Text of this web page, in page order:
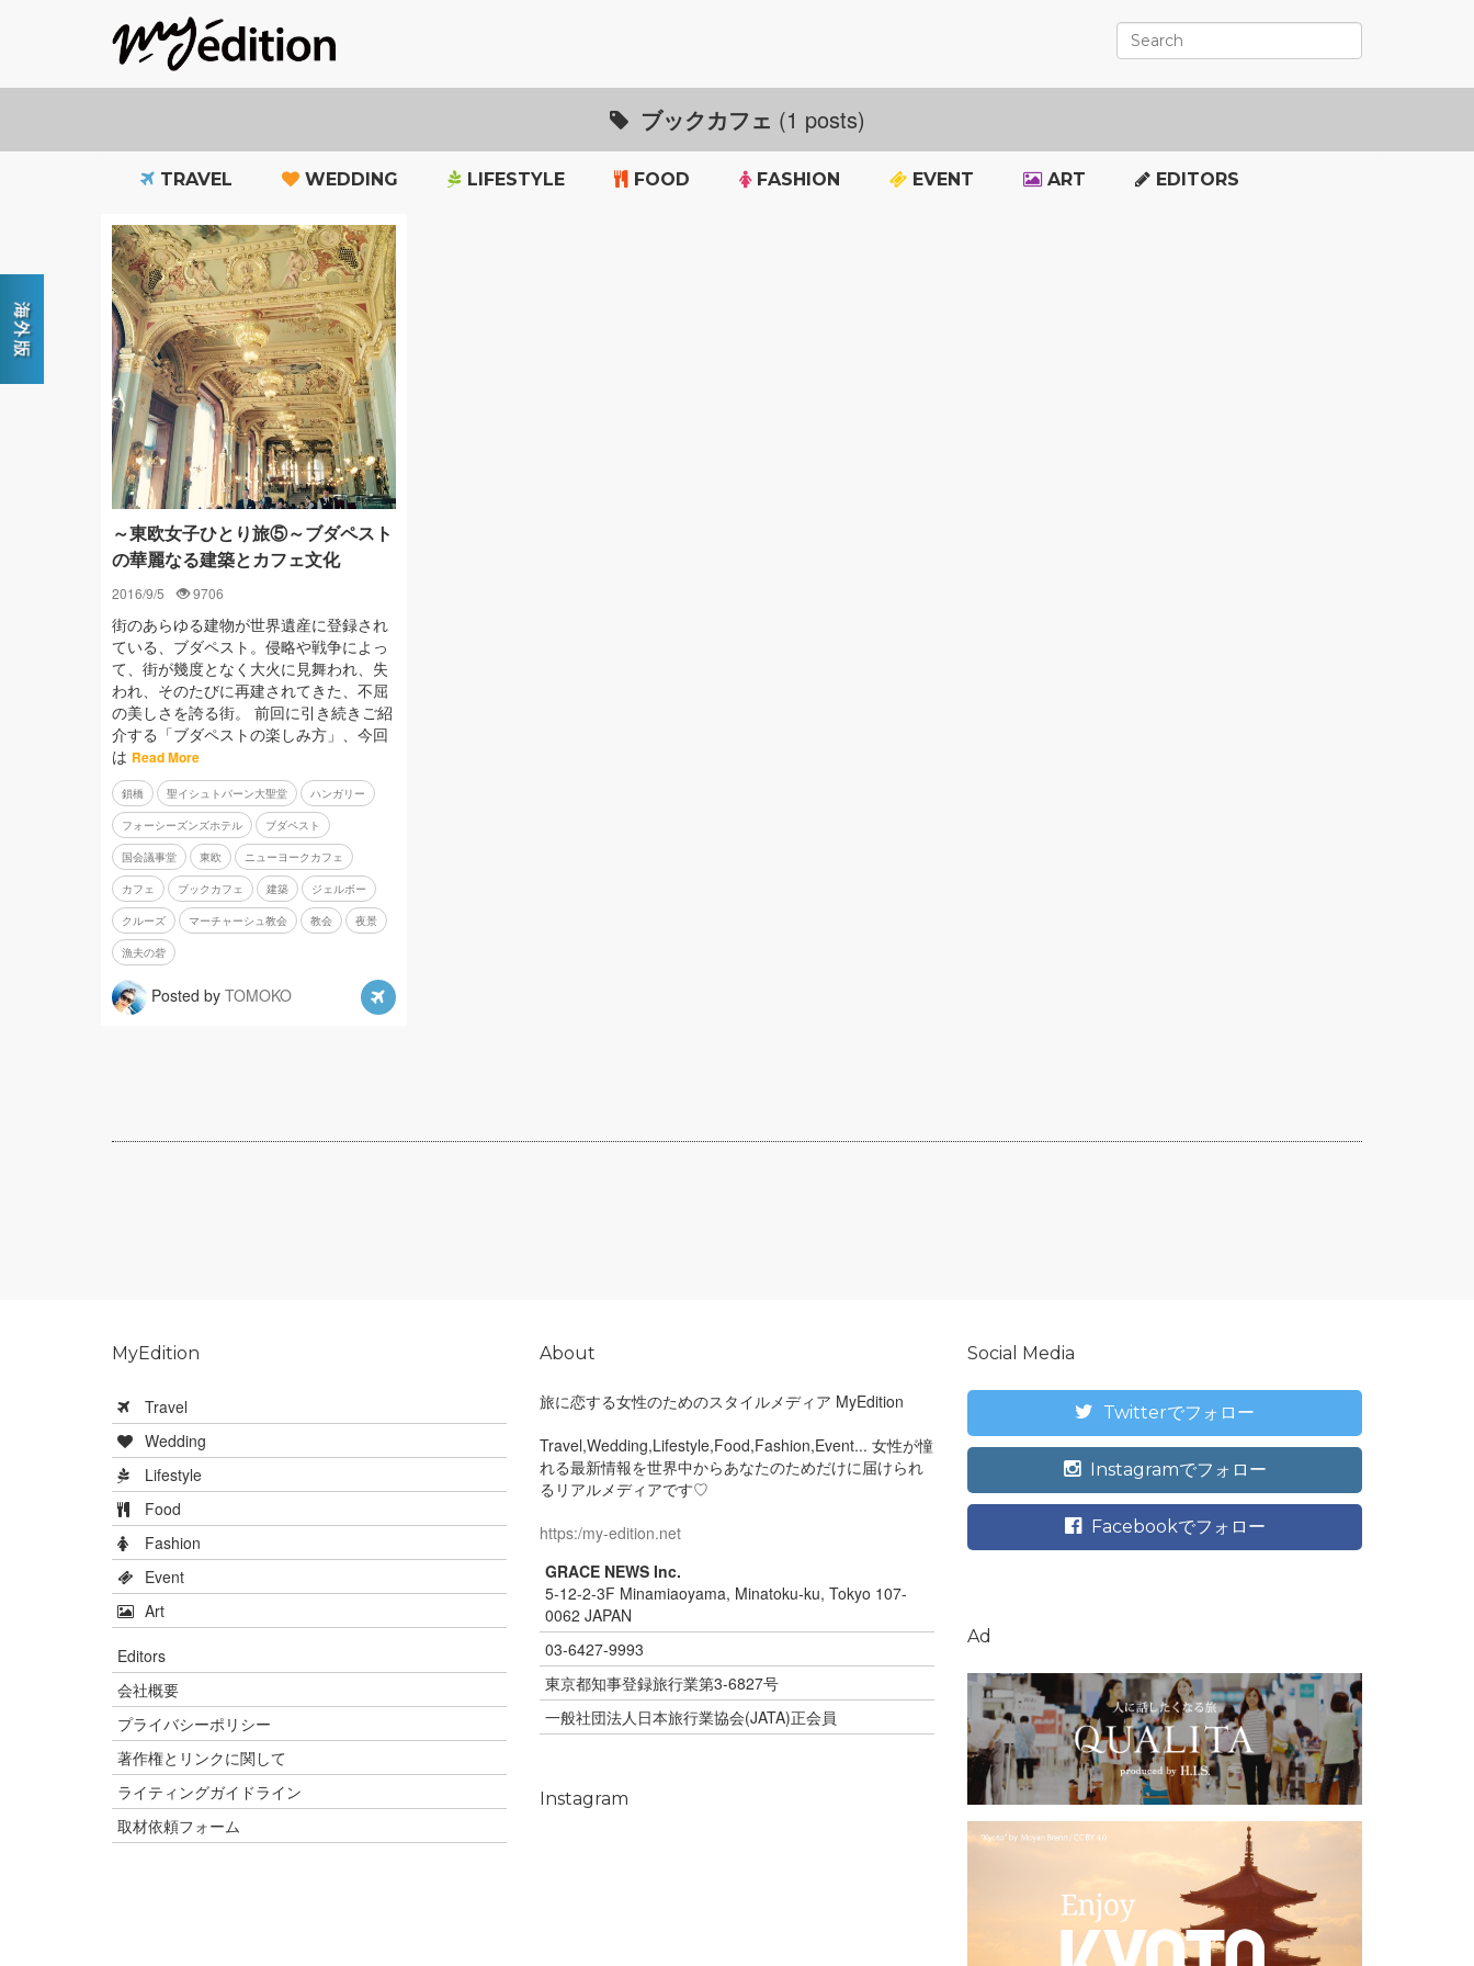
ブックカフェ (1 posts)
TRAVEL WEDDING LIFESTYLE FOOD FASHION EVENT ART EDITORS
～東欧女子ひとり旅⑤～ブダペスト
の華麗なる建築とカフェ文化
2016/9/5 9706
街のあらゆる建物が世界遺産に登録され
ている、ブダペスト。侵略や戦争によっ
て、街が幾度となく大火に見舞われ、失
われ、そのたびに再建されてきた、不屈
の美しさを誇る街。 前回に引き続きご紹
介する「ブダペストの楽しみ方」、今回
は Read More
鎖橋 聖イシュトバーン大聖堂 ハンガリー
フォーシーズンズホテル ブダペスト
国会議事堂 東欧 ニューヨークカフェ
カフェ ブックカフェ 建築 ジェルボー
クルーズ マーチャーシュ教会 教会 夜景
漁夫の砦
Posted by TOMOKO
MyEdition
Travel
Wedding
Lifestyle
Food
Fashion
Event
Art
Editors
会社概要
プライバシーポリシー
著作権とリンクに関して
ライティングガイドライン
取材依頼フォーム
About
旅に恋する女性のためのスタイルメディア MyEdition
Travel,Wedding,Lifestyle,Food,Fashion,Event... 女性が憧
れる最新情報を世界中からあなたのためだけに届けられ
るリアルメディアです♡
https:/my-edition.net
GRACE NEWS Inc.
5-12-2-3F Minamiaoyama, Minatoku-ku, Tokyo 107-
0062 JAPAN
03-6427-9993
東京都知事登録旅行業第3-6827号
一般社団法人日本旅行業協会(JATA)正会員
Instagram
Social Media
Twitterでフォロー
Instagramでフォロー
Facebookでフォロー
Ad